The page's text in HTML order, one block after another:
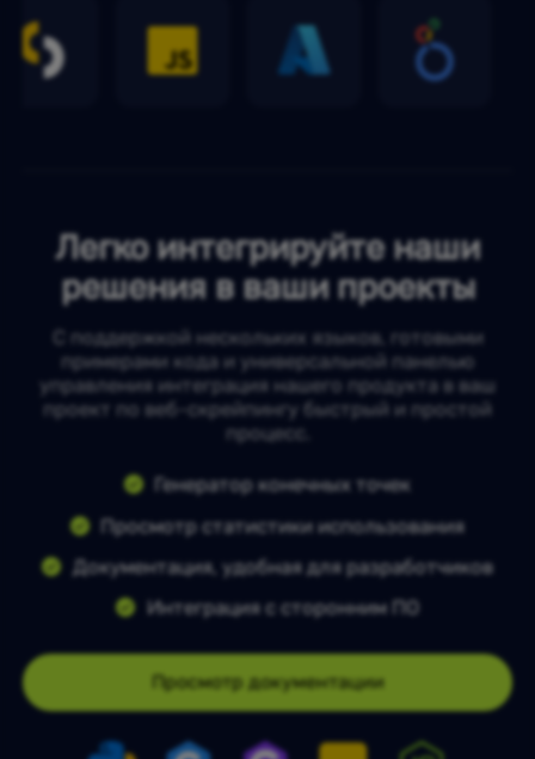
Легко интегрируйте наши
решения в ваши проекты
С поддержкой нескольких языков, готовыми
примерами кода и универсальной панелью
управления интеграция нашего продукта в ваш
проект по веб-скрейпингу быстрый и простой
процесс.
Генератор конечных точек
Просмотр статистики использования
Документация, удобная для разработчиков
Интеграция с сторонним ПО
Просмотр документации